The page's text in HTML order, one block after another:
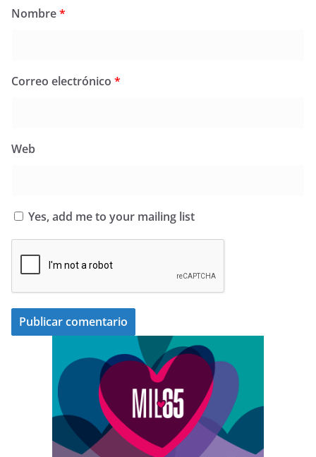
Nombre*
Correo electrónico *
Web
Yes, add me to your mailing list